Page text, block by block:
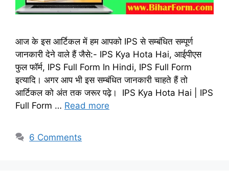
आज के इस आर्टिकल में हम आपको IPS से सम्बंधित सम्पूर्ण
जानकारी देने वाले हैं जैसे:- IPS Kya Hota Hai, आईपीएस
फुल फॉर्म, IPS Full Form In Hindi, IPS Full Form
इत्यादि। अगर आप भी इस सम्बंधित जानकारी चाहते हैं तो
आर्टिकल को अंत तक जरूर पढ़े। IPS Kya Hota Hai | IPS
Full Form … Read more
6 Comments